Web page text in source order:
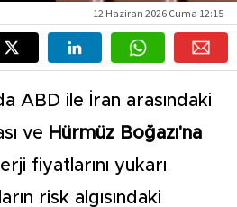
12 Haziran 2026 Cuma 12:15
ABD ile İran arasındaki
ve Hürmüz Boğazı'na
fiyatlarını yukarı
risk algısındaki